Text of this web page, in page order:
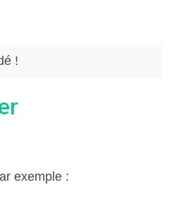
!
exemple :